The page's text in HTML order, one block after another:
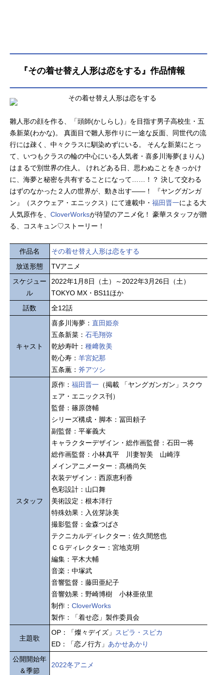
『その着せ替え人形は恋をする』作品情報
雛人形の顔を作る、「頭師(かしらし)」を目指す男子高校生・五
条新菜(わかな)。 真面目で雛人形作りに一途な反面、同世代の流
行には疎く、中々クラスに馴染めずにいる。 そんな新菜にとっ
て、いつもクラスの輪の中心にいる人気者・喜多川海夢(まりん)
はまるで別世界の住人。 けれどある日、思わぬことをきっかけ
に、海夢と秘密を共有することになって……！？ 決して交わる
はずのなかった２人の世界が、動き出す――！ 『ヤングガンガ
ン』（スクウェア・エニックス）にて連載中・ 福田晋一による大
人気原作を、 CloverWorksが待望のアニメ化！ 豪華スタッフが贈
る、コスキュン♡ストーリー！
作品名
その着せ替え人形は恋をする
放送形態
TVアニメ
スケジュー
ル
2022年1月8日（土）～2022年3月26日（土）
TOKYO MX・BS11ほか
話数
全12話
キャスト
喜多川海夢： 直田姫奈
五条新菜： 石毛翔弥
乾紗寿叶： 種﨑敦美
乾心寿： 羊宮妃那
五条薫： 斧アツシ
スタッフ
原作： 福田晋一 （掲載 「ヤングガンガン」スクウ
ェア・エニックス刊）
監督：篠原啓輔
シリーズ構成・脚本：冨田頼子
副監督：平峯義大
キャラクターデザイン・総作画監督：石田一将
総作画監督：小林真平 川妻智美 山崎淳
メインアニメーター：髙橋尚矢
衣装デザイン：西原恵利香
色彩設計：山口舞
美術設定：根本洋行
特殊効果：入佐芽詠美
撮影監督：金森つばさ
テクニカルディレクター：佐久間悠也
ＣＧディレクター：宮地克明
編集：平木大輔
音楽：中塚武
音響監督：藤田亜紀子
音響効果：野崎博樹 小林亜依里
制作： CloverWorks
製作：「着せ恋」製作委員会
主題歌
OP：「燦々デイズ」
スピラ・スピカ
ED：「恋ノ行方」 あかせあかり
公開開始年
＆季節
2022冬アニメ